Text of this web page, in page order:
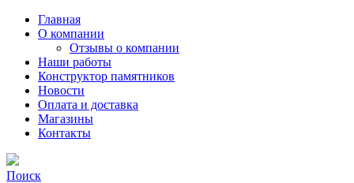
Главная
О компании
Отзывы о компании
Наши работы
Конструктор памятников
Новости
Оплата и доставка
Магазины
Контакты
Поиск